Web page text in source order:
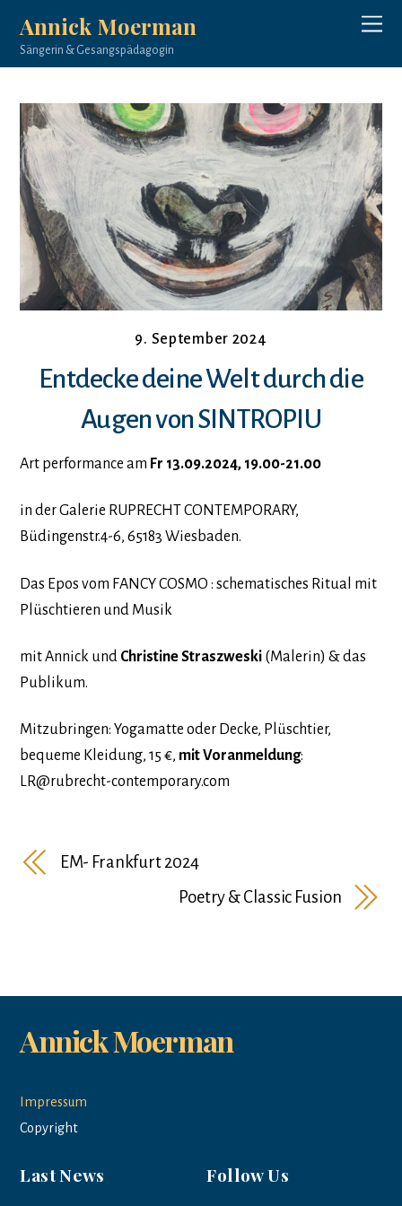
Annick Moerman
Sängerin & Gesangspädagogin
9. September 2024
Entdecke deine Welt durch die
Augen von SINTROPIU
Art performance am Fr 13.09.2024, 19.00-21.00
in der Galerie RUPRECHT CONTEMPORARY,
Büdingenstr.4-6, 65183 Wiesbaden.
Das Epos vom FANCY COSMO : schematisches Ritual mit
Plüschtieren und Musik
mit Annick und Christine Straszweski (Malerin) & das
Publikum.
Mitzubringen: Yogamatte oder Decke, Plüschtier,
bequeme Kleidung, 15 €, mit Voranmeldung:
LR@rubrecht-contemporary.com
EM- Frankfurt 2024
Poetry & Classic Fusion
Annick Moerman
Impressum
Copyright
Last News Follow Us